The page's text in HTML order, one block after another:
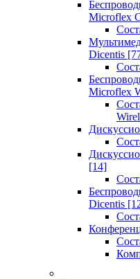
Microflex
Dicentis
Microflex
[14]
Dicentis